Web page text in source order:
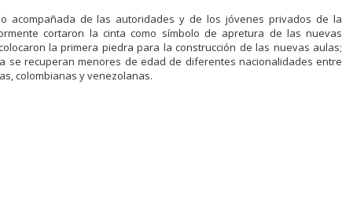
acompañada de las autoridades y de los jóvenes privados de la
cortaron la cinta como símbolo de apretura de las nuevas
la primera piedra para la construcción de las nuevas aulas;
se recuperan menores de edad de diferentes nacionalidades entre
colombianas y venezolanas.